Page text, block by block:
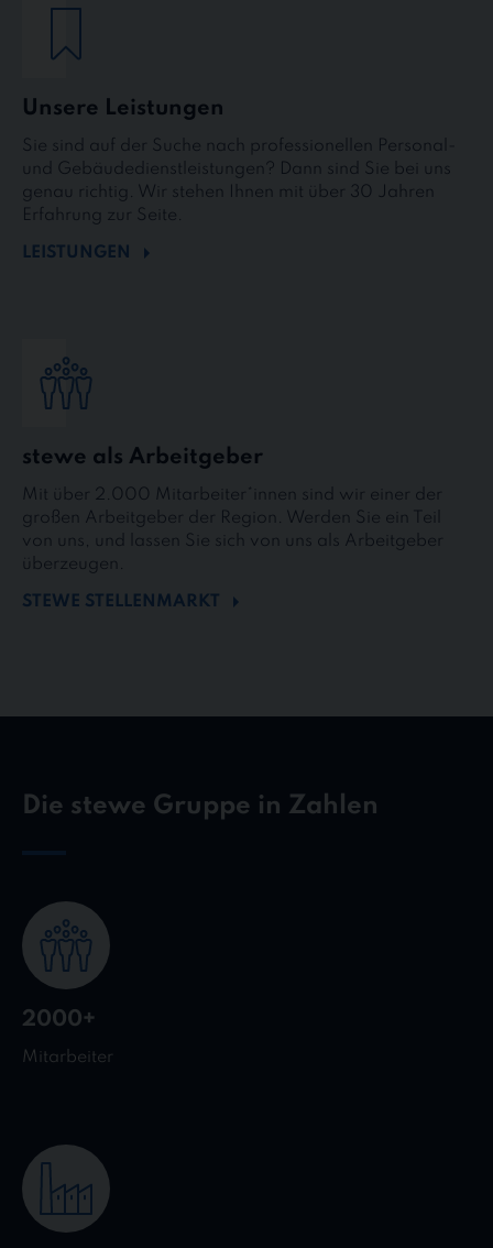
Unsere Leistungen
Sie sind auf der Suche nach professionellen Personal-
und Gebäudedienstleistungen? Dann sind Sie bei uns
genau richtig. Wir stehen Ihnen mit über 30 Jahren
Erfahrung zur Seite.
LEISTUNGEN
stewe als Arbeitgeber
Mit über 2.000 Mitarbeiter*innen sind wir einer der
großen Arbeitgeber der Region. Werden Sie ein Teil
von uns, und lassen Sie sich von uns als Arbeitgeber
überzeugen.
STEWE STELLENMARKT
Die stewe Gruppe in Zahlen
2000+
Mitarbeiter